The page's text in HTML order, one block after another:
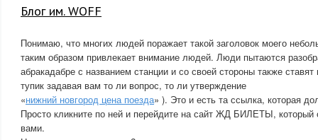
Блог им. WOFF
Понимаю, что многих людей поражает такой заголовок моего
таким образом привлекает внимание людей. Люди пытаются
абракадабре с названием станции и со своей стороны также
тупик задавая вам то ли вопрос, то ли утверждение
«нижний новгород цена поезда» ). Это и есть та ссылка, которая
Просто кликните по ней и перейдите на сайт ЖД БИЛЕТЫ, который
вами.